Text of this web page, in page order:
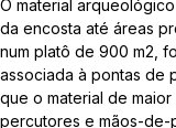
O material
da encosta até áreas
num platô de 900 m2,
associada à pontas de
que o material de
percutores e mãos-de-